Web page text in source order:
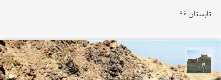
تابستان ۹۶
مظفر کشاورزمحمدیان